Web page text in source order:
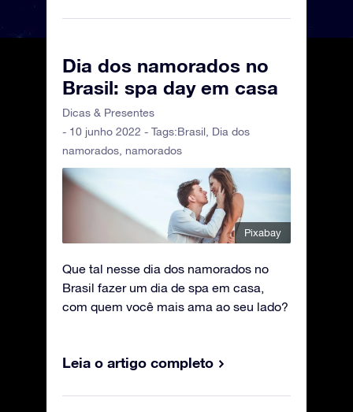
Dia dos namorados no
Brasil: spa day em casa
Dicas & Presentes
- 10 junho 2022 - Tags:Brasil, Dia dos
namorados, namorados
Pixabay
Que tal nesse dia dos namorados no
Brasil fazer um dia de spa em casa,
com quem você mais ama ao seu lado?
Leia o artigo completo